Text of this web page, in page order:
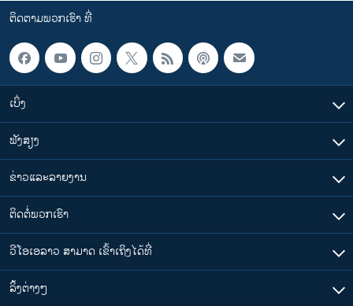
ຕິດຕາມພວກເຮົາ ທີ່
ເບິ່ງ
ຟັງສຽງ
ຂ່າວແລະລາຍງານ
ຕິດຕໍ່ພວກເຮົາ
ວີໂອເອລາວ ສາມາດ ເຂົ້າເຖິງໄດ້ທີ່
​ລິ້ງ​ຕ່າງໆ